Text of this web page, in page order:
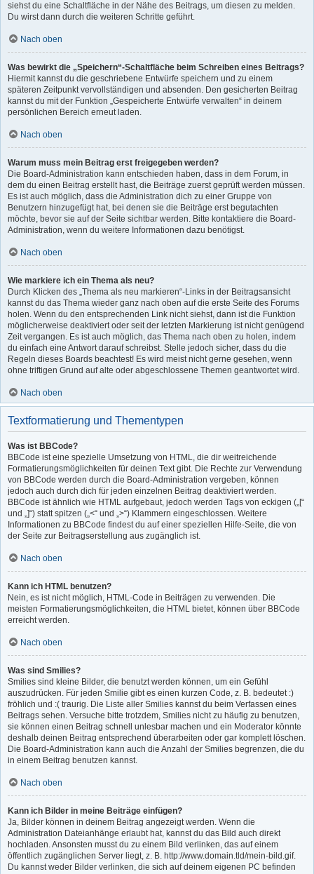
siehst du eine Schaltfläche in der Nähe des Beitrags, um diesen zu melden.
Du wirst dann durch die weiteren Schritte geführt.
Nach oben
Was bewirkt die „Speichern“-Schaltfläche beim Schreiben eines Beitrags?
Hiermit kannst du die geschriebene Entwürfe speichern und zu einem
späteren Zeitpunkt vervollständigen und absenden. Den gesicherten Beitrag
kannst du mit der Funktion „Gespeicherte Entwürfe verwalten“ in deinem
persönlichen Bereich erneut laden.
Nach oben
Warum muss mein Beitrag erst freigegeben werden?
Die Board-Administration kann entschieden haben, dass in dem Forum, in
dem du einen Beitrag erstellt hast, die Beiträge zuerst geprüft werden müssen.
Es ist auch möglich, dass die Administration dich zu einer Gruppe von
Benutzern hinzugefügt hat, bei denen sie die Beiträge erst begutachten
möchte, bevor sie auf der Seite sichtbar werden. Bitte kontaktiere die Board-
Administration, wenn du weitere Informationen dazu benötigst.
Nach oben
Wie markiere ich ein Thema als neu?
Durch Klicken des „Thema als neu markieren“-Links in der Beitragsansicht
kannst du das Thema wieder ganz nach oben auf die erste Seite des Forums
holen. Wenn du den entsprechenden Link nicht siehst, dann ist die Funktion
möglicherweise deaktiviert oder seit der letzten Markierung ist nicht genügend
Zeit vergangen. Es ist auch möglich, das Thema nach oben zu holen, indem
du einfach eine Antwort darauf schreibst. Stelle jedoch sicher, dass du die
Regeln dieses Boards beachtest! Es wird meist nicht gerne gesehen, wenn
ohne triftigen Grund auf alte oder abgeschlossene Themen geantwortet wird.
Nach oben
Textformatierung und Thementypen
Was ist BBCode?
BBCode ist eine spezielle Umsetzung von HTML, die dir weitreichende
Formatierungsmöglichkeiten für deinen Text gibt. Die Rechte zur Verwendung
von BBCode werden durch die Board-Administration vergeben, können
jedoch auch durch dich für jeden einzelnen Beitrag deaktiviert werden.
BBCode ist ähnlich wie HTML aufgebaut, jedoch werden Tags von eckigen („[“
und „]“) statt spitzen („<“ und „>“) Klammern eingeschlossen. Weitere
Informationen zu BBCode findest du auf einer speziellen Hilfe-Seite, die von
der Seite zur Beitragserstellung aus zugänglich ist.
Nach oben
Kann ich HTML benutzen?
Nein, es ist nicht möglich, HTML-Code in Beiträgen zu verwenden. Die
meisten Formatierungsmöglichkeiten, die HTML bietet, können über BBCode
erreicht werden.
Nach oben
Was sind Smilies?
Smilies sind kleine Bilder, die benutzt werden können, um ein Gefühl
auszudrücken. Für jeden Smilie gibt es einen kurzen Code, z. B. bedeutet :)
fröhlich und :( traurig. Die Liste aller Smilies kannst du beim Verfassen eines
Beitrags sehen. Versuche bitte trotzdem, Smilies nicht zu häufig zu benutzen,
sie können einen Beitrag schnell unlesbar machen und ein Moderator könnte
deshalb deinen Beitrag entsprechend überarbeiten oder gar komplett löschen.
Die Board-Administration kann auch die Anzahl der Smilies begrenzen, die du
in einem Beitrag benutzen kannst.
Nach oben
Kann ich Bilder in meine Beiträge einfügen?
Ja, Bilder können in deinem Beitrag angezeigt werden. Wenn die
Administration Dateianhänge erlaubt hat, kannst du das Bild auch direkt
hochladen. Ansonsten musst du zu einem Bild verlinken, das auf einem
öffentlich zugänglichen Server liegt, z. B. http://www.domain.tld/mein-bild.gif.
Du kannst weder Bilder verlinken, die sich auf deinem eigenen PC befinden